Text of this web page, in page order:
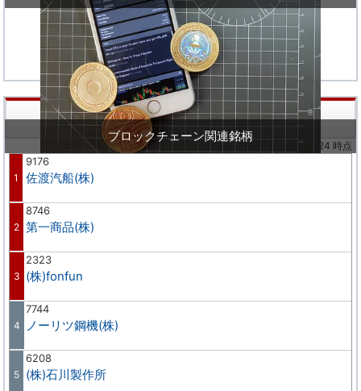
ブロックチェーン関連銘柄
株価値上り率ランキング
※02/24 時点
1
9176
佐渡汽船(株)
2
8746
第一商品(株)
3
2323
(株)fonfun
4
7744
ノーリツ鋼機(株)
5
6208
(株)石川製作所